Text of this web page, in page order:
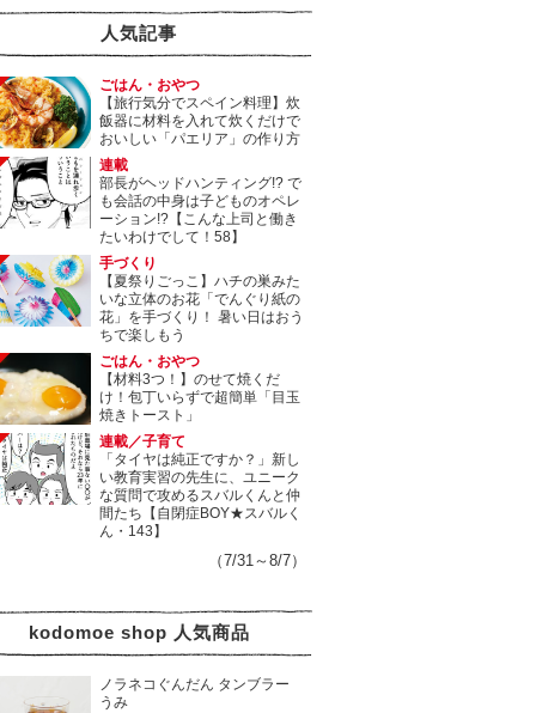
人気記事
ごはん・おやつ
【旅行気分でスペイン料理】炊
飯器に材料を入れて炊くだけで
おいしい「パエリア」の作り方
連載
部長がヘッドハンティング!? で
も会話の中身は子どものオペレ
ーション!?【こんな上司と働き
たいわけでして！58】
手づくり
【夏祭りごっこ】ハチの巣みた
いな立体のお花「でんぐり紙の
花」を手づくり！ 暑い日はおう
ちで楽しもう
ごはん・おやつ
【材料3つ！】のせて焼くだ
け！包丁いらずで超簡単「目玉
焼きトースト」
連載／子育て
「タイヤは純正ですか？」新し
い教育実習の先生に、ユニーク
な質問で攻めるスバルくんと仲
間たち【自閉症BOY★スバルく
ん・143】
（7/31～8/7）
kodomoe shop 人気商品
ノラネコぐんだん タンブラー
うみ